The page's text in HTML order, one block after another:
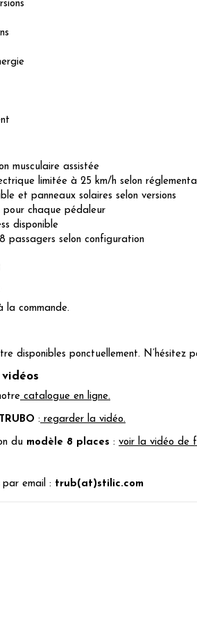
musculaire assistée
limitée à 25 km/h selon
et panneaux solaires selon versions
pour chaque pédaleur
disponible
passagers selon configuration
la commande.
disponibles ponctuellement. N’hésitez
catalogue en ligne.
TRUBO : regarder la vidéo.
du modèle 8 places : voir la vidéo de
par email : trub(at)stilic.com